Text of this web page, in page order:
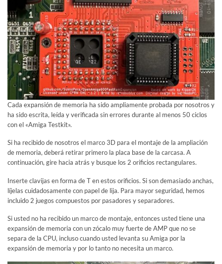
Cada expansión de memoria ha sido ampliamente probada por nosotros y
ha sido escrita, leída y verificada sin errores durante al menos 50 ciclos
con el «Amiga Testkit».
Si ha recibido de nosotros el marco 3D para el montaje de la ampliación
de memoria, deberá retirar primero la placa base de la carcasa. A
continuación, gire hacia atrás y busque los 2 orificios rectangulares.
Inserte clavijas en forma de T en estos orificios. Si son demasiado anchas,
líjelas cuidadosamente con papel de lija. Para mayor seguridad, hemos
incluido 2 juegos compuestos por pasadores y separadores.
Si usted no ha recibido un marco de montaje, entonces usted tiene una
expansión de memoria con un zócalo muy fuerte de AMP que no se
separa de la CPU, incluso cuando usted levanta su Amiga por la
expansión de memoria y por lo tanto no necesita un marco.